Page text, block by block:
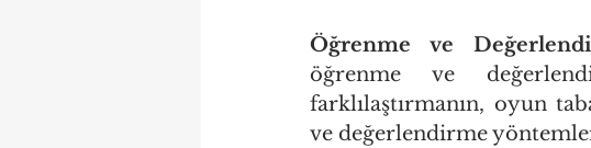
Öğrenme ve
öğrenme ve
farklılaştırmanın, oyun
ve değerlendirme